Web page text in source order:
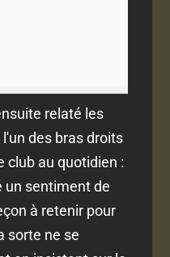
relaté les
des bras droits
club au quotidien :
un sentiment de
à retenir pour
sorte ne se